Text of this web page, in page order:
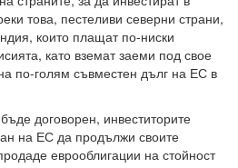
това, пестеливи северни страни,
които плащат по-ниски
като вземат заеми под свое
по-голям съвместен дълг на ЕС в
договорен, инвеститорите
на ЕС да продължи своите
еврооблигации на стойност